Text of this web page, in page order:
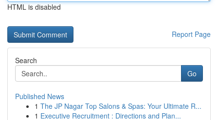
HTML is disabled
Report Page
Search
Go
Published News
1 The JP Nagar Top Salons & Spas: Your Ultimate R...
1 Executive Recruitment : Directions and Plan...